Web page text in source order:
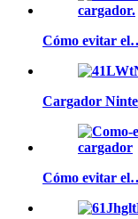
Cómo evitar
Cargador
Cómo evitar